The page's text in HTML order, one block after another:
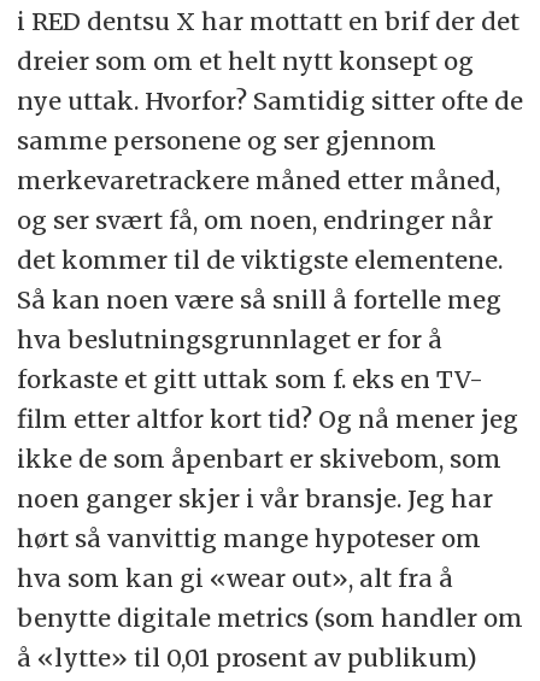
i RED dentsu X har mottatt en brif der det
dreier som om et helt nytt konsept og
nye uttak. Hvorfor? Samtidig sitter ofte de
samme personene og ser gjennom
merkevaretrackere måned etter måned,
og ser svært få, om noen, endringer når
det kommer til de viktigste elementene.
Så kan noen være så snill å fortelle meg
hva beslutningsgrunnlaget er for å
forkaste et gitt uttak som f. eks en TV-
film etter altfor kort tid? Og nå mener jeg
ikke de som åpenbart er skivebom, som
noen ganger skjer i vår bransje. Jeg har
hørt så vanvittig mange hypoteser om
hva som kan gi «wear out», alt fra å
benytte digitale metrics (som handler om
å «lytte» til 0,01 prosent av publikum)